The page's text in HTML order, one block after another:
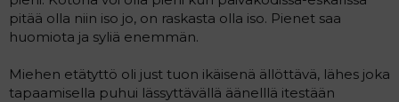
pitää olla niin iso jo, on raskasta olla iso. Pienet saa
huomiota ja syliä enemmän.
Miehen etätyttö oli just tuon ikäisenä ällöttävä, lähes joka
tapaamisella puhui lässyttävällä äänelllä itestään